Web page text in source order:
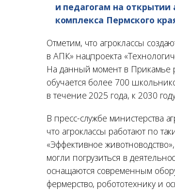
и педагогам на открытии
комплекса Пермского
Отметим, что агроклассы
в АПК» нацпроекта
На данный момент в Прикамье
обучается более 700
в течение 2025 года, к 2030
В пресс-службе министерства
что агроклассы работают по
«Эффективное
могли погрузиться в
оснащаются современным
фермерство, робототехнику и